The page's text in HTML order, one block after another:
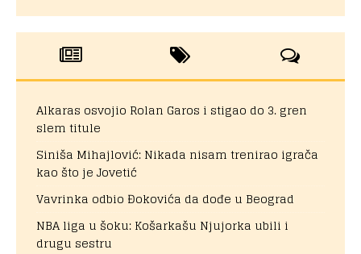
Alkaras osvojio Rolan Garos i stigao do 3. gren
slem titule
Siniša Mihajlović: Nikada nisam trenirao igrača
kao što je Jovetić
Vavrinka odbio Đokovića da dođe u Beograd
NBA liga u šoku: Košarkašu Njujorka ubili i
drugu sestru